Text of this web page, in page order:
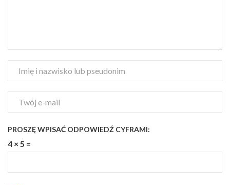
PROSZĘ WPISAĆ ODPOWIEDŹ CYFRAMI:
4 × 5 =